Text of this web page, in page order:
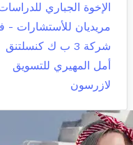
الإخوة الجباري
مريديان للأستشارات -
شركة 3 ب ك كنسلتنق
أمل المهيري للتسويق
لازرسون